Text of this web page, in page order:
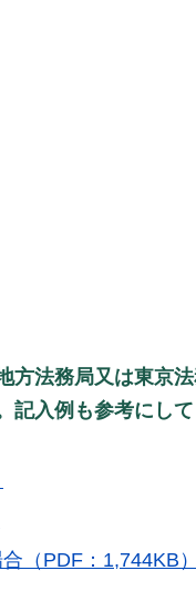
方法務局又は東京
記入例も参考にし
（PDF：1,744KB